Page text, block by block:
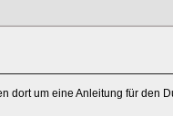
um eine Anleitung für den